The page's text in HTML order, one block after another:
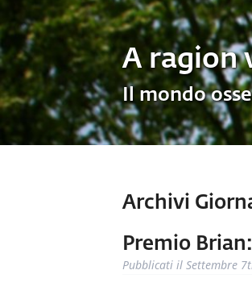
A ragion
Il mondo
Archivi
Premio
Pubblicati il Settembre